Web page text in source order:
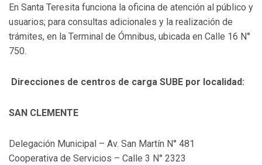
En Santa Teresita funciona la oficina de atención al público y
usuarios; para consultas adicionales y la realización de
trámites, en la Terminal de Ómnibus, ubicada en Calle 16 N°
750.
Direcciones de centros de carga SUBE por localidad:
SAN CLEMENTE
Delegación Municipal – Av. San Martín N° 481
Cooperativa de Servicios – Calle 3 N° 2323